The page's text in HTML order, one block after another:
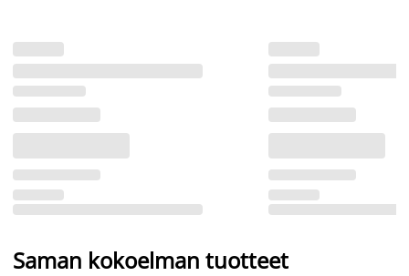
Saman kokoelman tuotteet